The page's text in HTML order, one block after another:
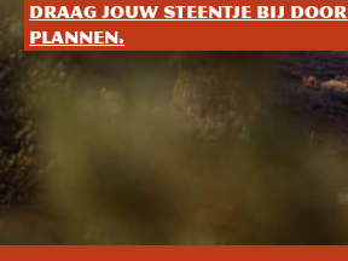
Draag jouw steentje bij
plannen.